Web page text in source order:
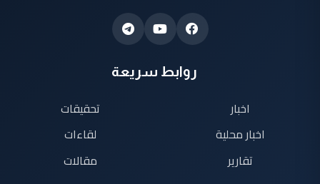
روابط سريعة
اخبار
اخبار محلية
تقارير
تحقيقات
لقاءات
مقالات